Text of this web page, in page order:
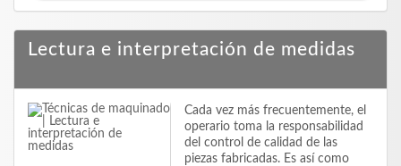
Lectura e interpretación de medidas
Cada vez más frecuentemente, el
operario toma la responsabilidad
del control de calidad de las
piezas fabricadas. Es así como